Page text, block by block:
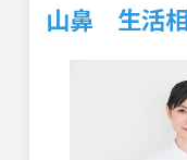
山鼻 生活